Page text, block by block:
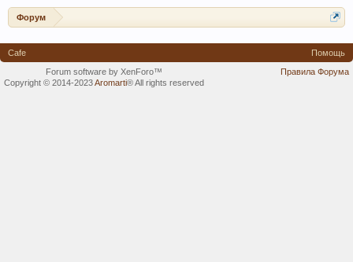
Форум
Cafe
Помощь
Правила Форума
Forum software by XenForo™
Copyright © 2014-2023Aromarti®All rights reserved